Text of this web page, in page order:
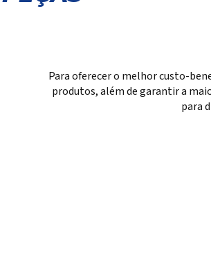
Para oferecer o melhor custo-
produtos, além de garantir a
para